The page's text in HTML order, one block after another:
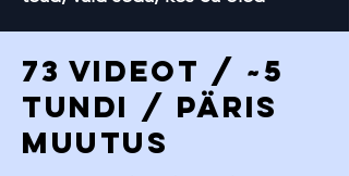
73 VIDEOT / ~5
tundi / PÄRIS
MUUTUS